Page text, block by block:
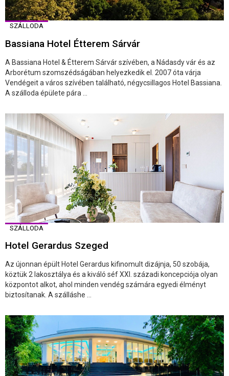
SZÁLLODA
Bassiana Hotel Étterem Sárvár
A Bassiana Hotel & Étterem Sárvár szívében, a Nádasdy vár és az
Arborétum szomszédságában helyezkedik el. 2007 óta várja
Vendégeit a város szívében található, négycsillagos Hotel Bassiana.
A szálloda épülete pára ...
SZÁLLODA
Hotel Gerardus Szeged
Az újonnan épült Hotel Gerardus kifinomult dizájnja, 50 szobája,
köztük 2 lakosztálya és a kiváló séf XXI. századi koncepciója olyan
központot alkot, ahol minden vendég számára egyedi élményt
biztosítanak. A szálláshe ...